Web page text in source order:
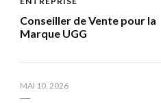
Conseiller de Vente pour la
Marque UGG
MAI 10, 2026